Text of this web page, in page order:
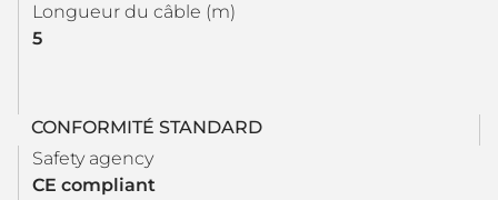
Longueur du câble (m)
5
CONFORMITÉ STANDARD
Safety agency
CE compliant